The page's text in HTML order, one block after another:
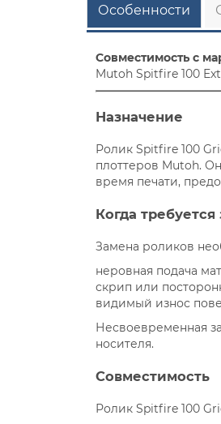
Особенности
Совместимость с
Mutoh Spitfire 100
Назначение
Ролик Spitfire 100
плоттеров Mutoh.
время печати,
Когда требуется
Замена роликов
неровная подача
скрип или
видимый износ
Несвоевременная
носителя.
Совместимость
Ролик Spitfire 100